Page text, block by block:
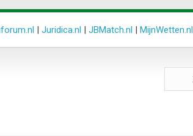
| Juridica.nl | JBMatch.nl | MijnWetten.nl